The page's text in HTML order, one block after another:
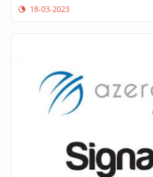
18-03-2023